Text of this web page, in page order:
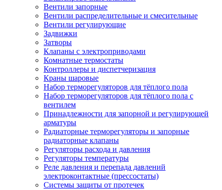
Вентили запорные
Вентили распределительные и смесительные
Вентили регулирующие
Задвижки
Затворы
Клапаны с электроприводами
Комнатные термостаты
Контроллеры и диспетчеризация
Краны шаровые
Набор терморегуляторов для тёплого пола
Набор терморегуляторов для тёплого пола с
вентилем
Принадлежности для запорной и регулирующей
арматуры
Радиаторные терморегуляторы и запорные
радиаторные клапаны
Регуляторы расхода и давления
Регуляторы температуры
Реле давления и перепада давлений
электроконтактные (прессостаты)
Системы защиты от протечек